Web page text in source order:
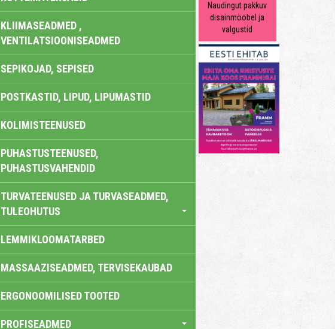
KLIIMASEADMED ,
VENTILATSIOONISEADMED
SEPIKOJAD, SEPISED
POSTKASTID, LIPUD, LIPUMASTID
KOLIMISTEENUSED
PUHASTUSTEENUSED,
PUHASTUSVAHENDID
TURVATEENUSED JA TURVASEADMED,
TULEOHUTUS
LEMMIKLOOMATARBED
MASSAAZISEADMED, TERVISEKAUBAD
ERGONOOMILISED TOOTED
PROFISEADMED
Naudingut pakkuv
disainmööbel ja
valgustid